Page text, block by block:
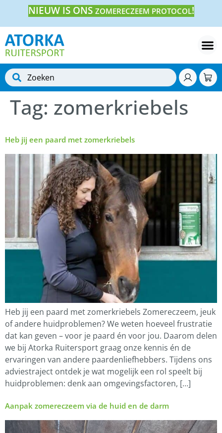
NIEUW IS ONS ZOMERECZEEM PROTOCOL!
Tag: zomerkriebels
Heb jij een paard met zomerkriebels
Heb jij een paard met zomerkriebels Zomereczeem, jeuk
of andere huidproblemen? We weten hoeveel frustratie
dat kan geven – voor je paard én voor jou. Daarom delen
we bij Atorka Ruitersport graag onze kennis én de
ervaringen van andere paardenliefhebbers. Tijdens ons
adviestraject ontdek je wat mogelijk een rol speelt bij
huidproblemen: denk aan omgevingsfactoren, […]
Aanpak zomereczeem via de huid en de darm